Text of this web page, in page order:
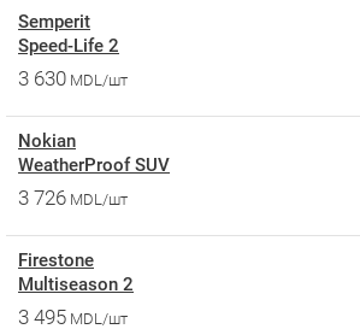
Semperit
Speed-Life 2
3 630 MDL/шт
Nokian
WeatherProof SUV
3 726 MDL/шт
Firestone
Multiseason 2
3 495 MDL/шт